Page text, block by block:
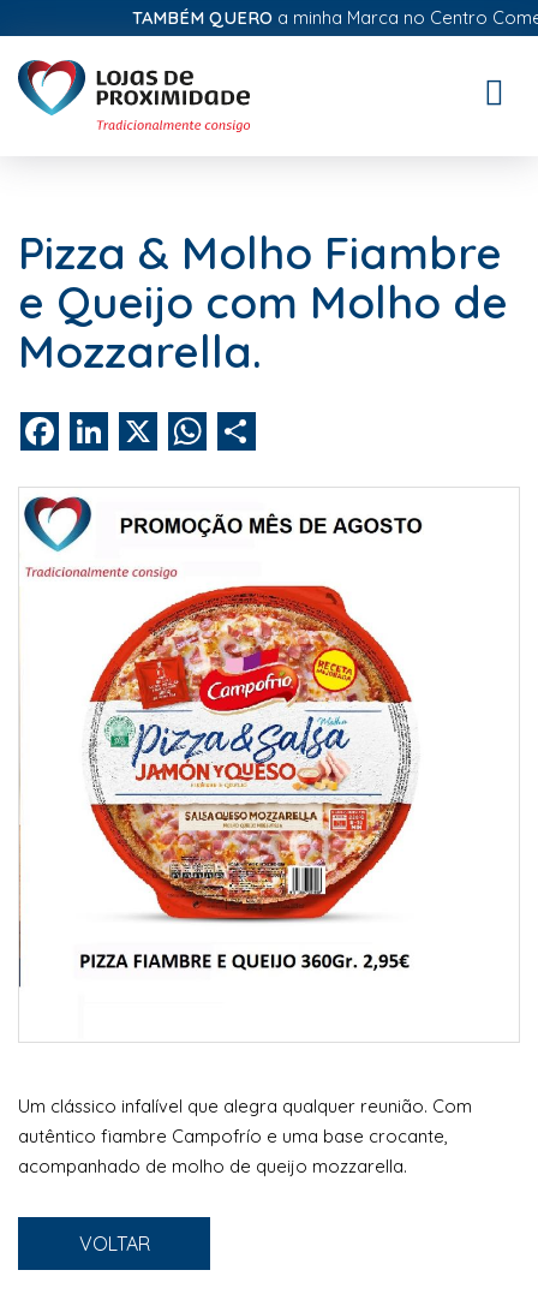
TAMBÉM QUEROa minha Marca no Centro
Pizza & Molho Fiambre
e Queijo com Molho de
Mozzarella.
FacebookLinkedIn WhatsApp
Um clássico infalível que alegra qualquer reunião. Com
autêntico fiambre Campofrío e uma base crocante,
acompanhado de molho de queijo mozzarella.
VOLTAR